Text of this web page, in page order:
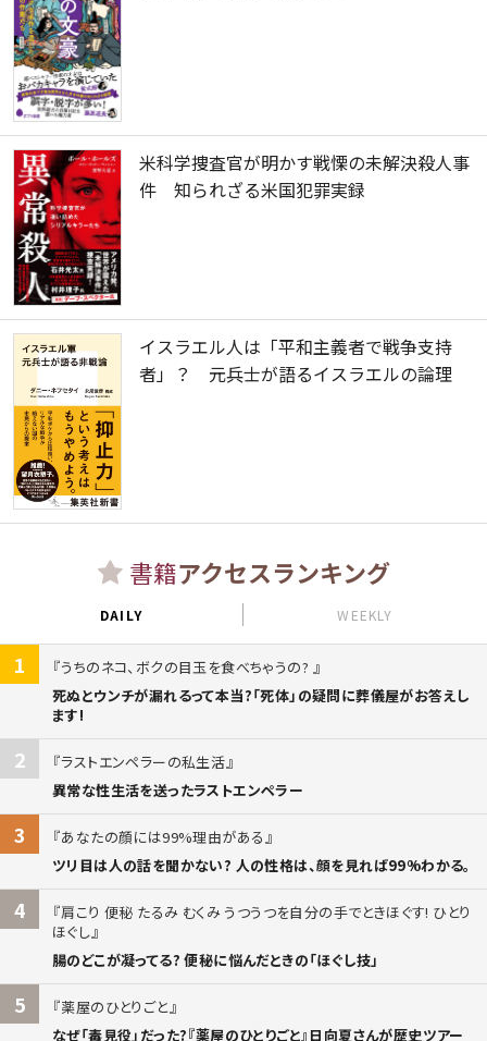
米科学捜査官が明かす戦慄の未解決殺人事
件 知られざる米国犯罪実録
イスラエル人は「平和主義者で戦争支持
者」？ 元兵士が語るイスラエルの論理
書籍アクセスランキング
DAILY WEEKLY
1
うちのネコ、ボクの目玉を食べちゃうの?
死ぬとウンチが漏れるって本当?「死体」の疑問に葬儀屋がお答えし
ます!
2
ラストエンペラーの私生活
異常な性生活を送ったラストエンペラー
3
あなたの顔には99%理由がある
ツリ目は人の話を聞かない? 人の性格は、顔を見れば99%わかる。
4
肩こり 便秘 たるみ むくみ うつうつを自分の手でときほぐす! ひとり
ほぐし
腸のどこが凝ってる? 便秘に悩んだときの「ほぐし技」
5
薬屋のひとりごと
なぜ「毒見役」だった?『薬屋のひとりごと』日向夏さんが歴史ツアー